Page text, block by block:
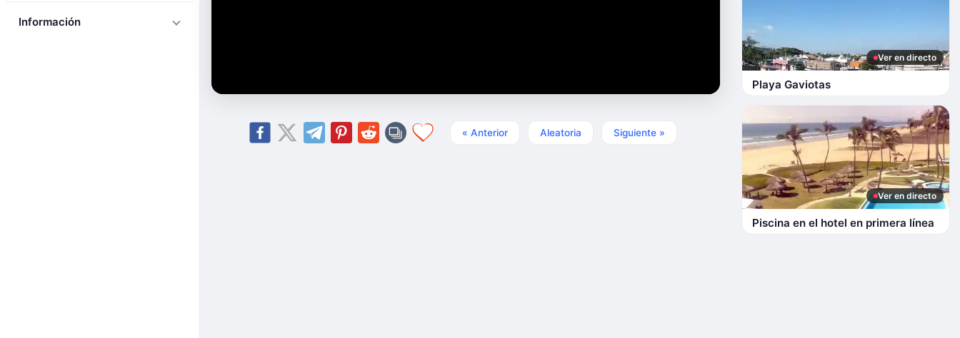
Información
« Anterior Aleatoria Siguiente »
Ver en directo
Playa Gaviotas
Ver en directo
Piscina en el hotel en primera línea